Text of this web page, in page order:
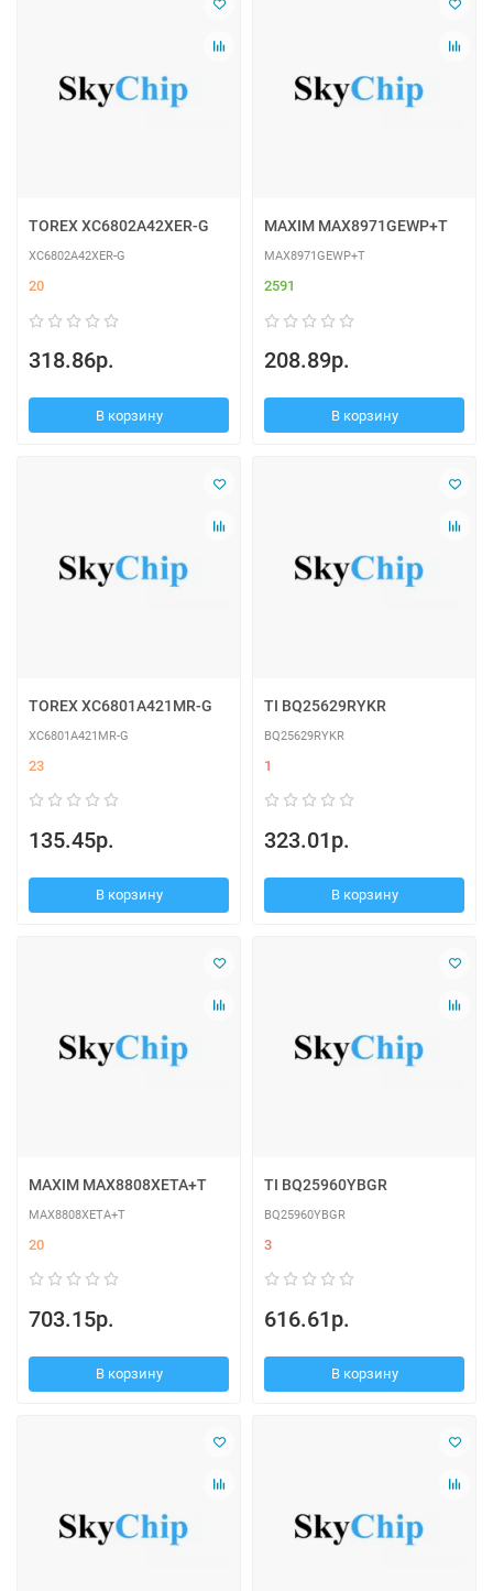
TOREX XC6802A42XER-G
XC6802A42XER-G
20
318.86р.
В корзину
MAXIM MAX8971GEWP+T
MAX8971GEWP+T
2591
208.89р.
В корзину
TOREX XC6801A421MR-G
XC6801A421MR-G
23
135.45р.
В корзину
TI BQ25629RYKR
BQ25629RYKR
1
323.01р.
В корзину
MAXIM MAX8808XETA+T
MAX8808XETA+T
20
703.15р.
В корзину
TI BQ25960YBGR
BQ25960YBGR
3
616.61р.
В корзину